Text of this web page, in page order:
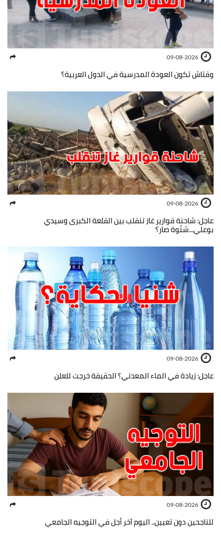
09-08-2026
وقتاش تكون العودة المدرسية في الدول العربية؟
09-08-2026
عاجل: شاحنة قوارير غاز تنقلب بين القلعة الكبرى وسيدي
بوعلي...شنّوة صار؟
09-08-2026
عاجل: زيادة في الماء المعدني؟ الحقيقة خرجت للعلن
09-08-2026
للناجحين دون تعيين.. اليوم آخر أجل في التوجيه الجامعي